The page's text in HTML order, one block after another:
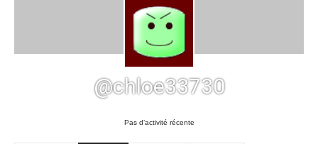
@chloe33730
Pas d’activité récente